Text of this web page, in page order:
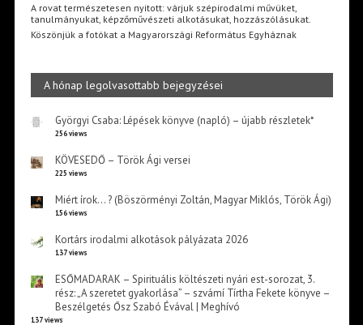
A rovat természetesen nyitott: várjuk szépirodalmi művüket,
tanulmányukat, képzőművészeti alkotásukat, hozzászólásukat.
Köszönjük a fotókat a Magyarországi Református Egyháznak
A hónap legolvasottabb bejegyzései
Györgyi Csaba: Lépések könyve (napló) – újabb részletek*
256 views
KÖVESEDŐ – Török Ági versei
225 views
Miért írok… ? (Böszörményi Zoltán, Magyar Miklós, Török Ági)
156 views
Kortárs irodalmi alkotások pályázata 2026
137 views
ESŐMADARAK – Spirituális költészeti nyári est-sorozat, 3.
rész: „A szeretet gyakorlása” – szvámí Tírtha Fekete könyve –
Beszélgetés Ősz Szabó Évával | Meghívó
137 views